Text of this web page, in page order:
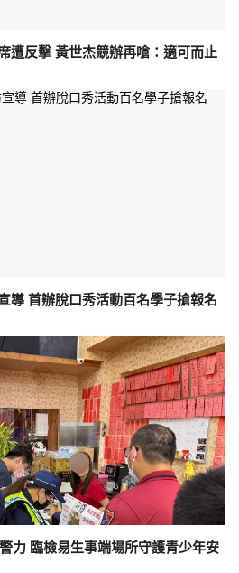
遭反擊 黃世杰競辦再嗆：適可而止
導 首辦脫口秀活動百名學子搶報名
力 臨檢易生事端場所守護青少年安